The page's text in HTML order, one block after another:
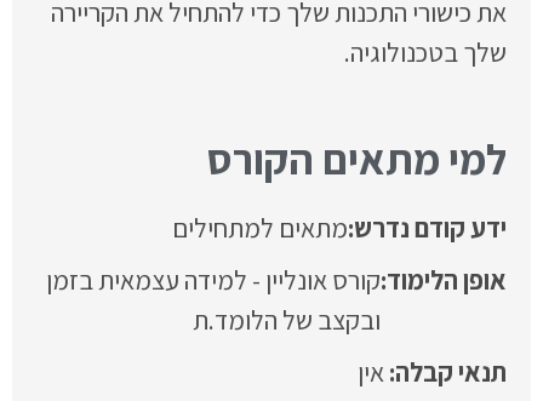
את כישורי התכנות שלך כדי להתחיל את הקריירה
שלך בטכנולוגיה.
למי מתאים הקורס
ידע קודם נדרש:מתאים למתחילים
אופן הלימוד:קורס אונליין - למידה עצמאית בזמן
ובקצב של הלומד.ת
אין